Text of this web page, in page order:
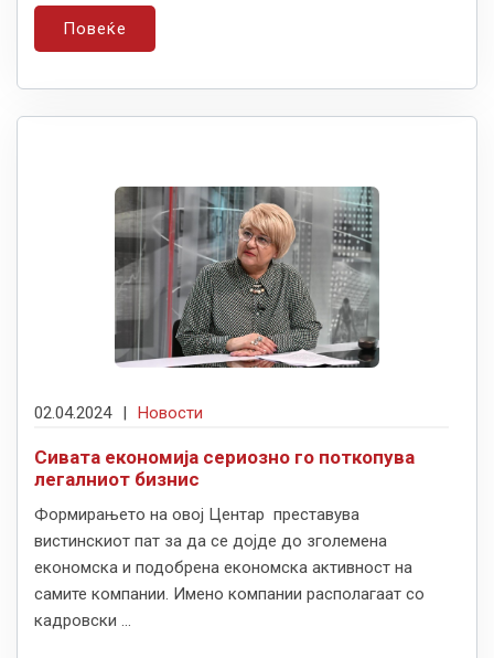
Повеќе
02.04.2024 | Новости
Сивата економија сериозно го поткопува
легалниот бизнис
Формирањето на овој Центар преставува
вистинскиот пат за да се дојде до зголемена
економска и подобрена економска активност на
самите компании. Имено компании располагаат со
кадровски ...